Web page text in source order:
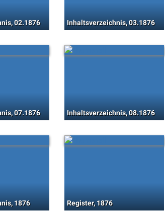
02.1876 Inhaltsverzeichnis, 03.1876
07.1876 Inhaltsverzeichnis, 08.1876
1876 Register, 1876